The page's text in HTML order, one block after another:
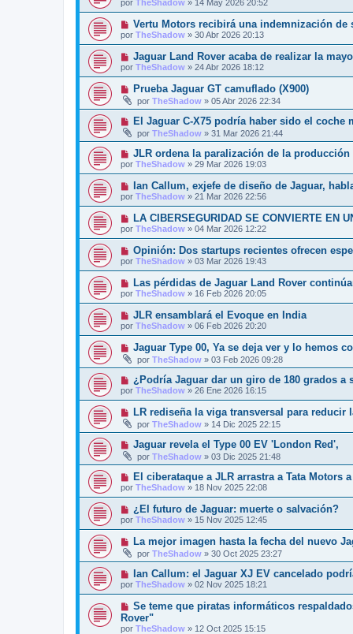
por TheShadow » 14 May 2026 20:52
Vertu Motors recibirá una indemnización
por TheShadow » 30 Abr 2026 20:13
Jaguar Land Rover acaba de realizar la
por TheShadow » 24 Abr 2026 18:12
Prueba Jaguar GT camuflado (X900)
por TheShadow » 05 Abr 2026 22:34
El Jaguar C-X75 podría haber sido el coche
por TheShadow » 31 Mar 2026 21:44
JLR ordena la paralización de la
por TheShadow » 29 Mar 2026 19:03
Ian Callum, exjefe de diseño de Jaguar,
por TheShadow » 21 Mar 2026 22:56
LA CIBERSEGURIDAD SE CONVIERTE EN
por TheShadow » 04 Mar 2026 12:22
Opinión: Dos startups recientes ofrecen
por TheShadow » 03 Mar 2026 19:43
Las pérdidas de Jaguar Land Rover
por TheShadow » 16 Feb 2026 20:05
JLR ensamblará el Evoque en India
por TheShadow » 06 Feb 2026 20:20
Jaguar Type 00, Ya se deja ver y lo hemos
por TheShadow » 03 Feb 2026 09:28
¿Podría Jaguar dar un giro de 180 grados a
por TheShadow » 26 Ene 2026 16:15
LR rediseña la viga transversal para reducir
por TheShadow » 14 Dic 2025 22:15
Jaguar revela el Type 00 EV 'London Red',
por TheShadow » 03 Dic 2025 21:48
El ciberataque a JLR arrastra a Tata Motors
por TheShadow » 18 Nov 2025 22:08
¿El futuro de Jaguar: muerte o salvación?
por TheShadow » 15 Nov 2025 12:45
La mejor imagen hasta la fecha del nuevo
por TheShadow » 30 Oct 2025 23:27
Ian Callum: el Jaguar XJ EV cancelado
por TheShadow » 02 Nov 2025 18:21
Se teme que piratas informáticos
Rover"
por TheShadow » 12 Oct 2025 15:15